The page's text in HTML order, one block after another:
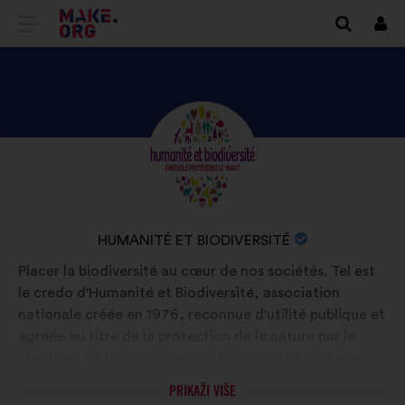
IDI
POČETNU
STRANICU
PLATFORME
MAKE.ORG
OTKRIJTE
PROFIL
KORISNIKA
BIODIVERSITÉ
NAZIV
ORGANIZACIJE:
HUMANITÉ ET BIODIVERSITÉ
Biografija:
Placer la biodiversité au cœur de nos sociétés. Tel est
le credo d'Humanité et Biodiversité, association
nationale créée en 1976, reconnue d'utilité publique et
Chevassus-au-Louis, Hubert Reeves en était le
PRIKAŽI VIŠE